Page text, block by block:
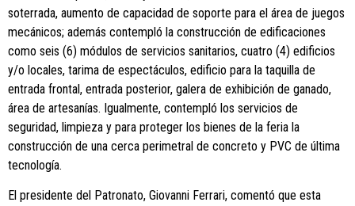
soterrada, aumento de capacidad de soporte para el área de juegos
mecánicos; además contempló la construcción de edificaciones
como seis (6) módulos de servicios sanitarios, cuatro (4) edificios
y/o locales, tarima de espectáculos, edificio para la taquilla de
entrada frontal, entrada posterior, galera de exhibición de ganado,
área de artesanías. Igualmente, contempló los servicios de
seguridad, limpieza y para proteger los bienes de la feria la
construcción de una cerca perimetral de concreto y PVC de última
tecnología.
El presidente del Patronato, Giovanni Ferrari, comentó que esta